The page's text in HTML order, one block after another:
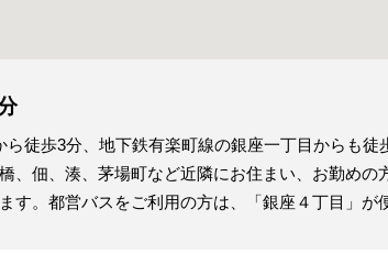
徒歩3分、地下鉄有楽町線の銀座一丁目からも徒
、佃、湊、茅場町など近隣にお住まい、お勤めの
。都営バスをご利用の方は、「銀座４丁目」が